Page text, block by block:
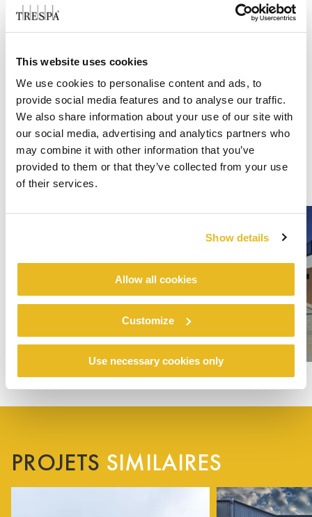
This website uses cookies
We use cookies to personalise content and ads, to
provide social media features and to analyse our traffic.
We also share information about your use of our site with
our social media, advertising and analytics partners who
may combine it with other information that you’ve
provided to them or that they’ve collected from your use
of their services.
Show details
Allow all cookies
Customize
Use necessary cookies only
PROJETS SIMILAIRES